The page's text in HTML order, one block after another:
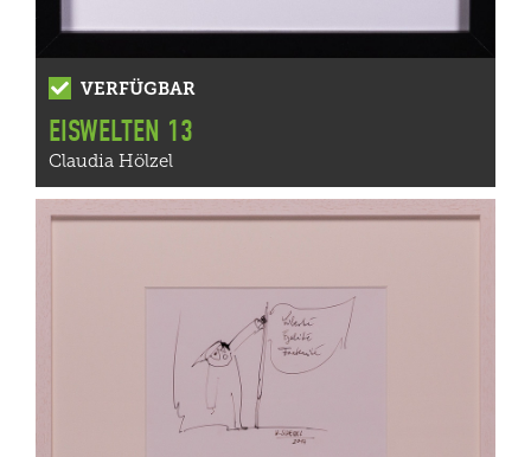
VERFÜGBAR
EISWELTEN 13
Claudia Hölzel